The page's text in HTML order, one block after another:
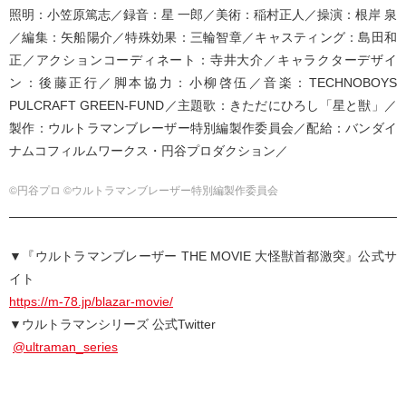
照明：小笠原篤志／録音：星 一郎／美術：稲村正人／操演：根岸 泉
／編集：矢船陽介／特殊効果：三輪智章／キャスティング：島田和
正／アクションコーディネート：寺井大介／キャラクターデザイ
ン：後藤正行／脚本協力：小柳啓伍／音楽：TECHNOBOYS
PULCRAFT GREEN-FUND／主題歌：きただにひろし「星と獣」／
製作：ウルトラマンブレーザー特別編製作委員会／配給：バンダイ
ナムコフィルムワークス・円谷プロダクション／
©円谷プロ ©ウルトラマンブレーザー特別編製作委員会
▼『ウルトラマンブレーザー THE MOVIE 大怪獣首都激突』公式サ
イト
https://m-78.jp/blazar-movie/
▼ウルトラマンシリーズ 公式Twitter
@ultraman_series